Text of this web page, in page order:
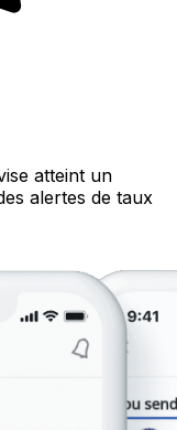
atteint un
alertes de taux